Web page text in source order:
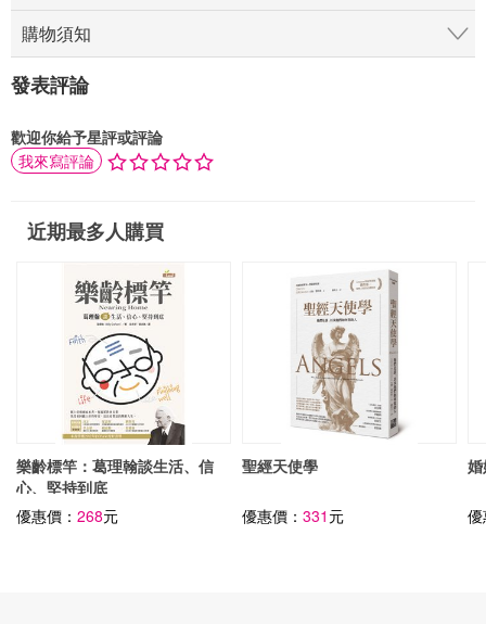
購物須知
發表評論
歡迎你給予星評或評論
我來寫評論
近期最多人購買
樂齡標竿：葛理翰談生活、信
心、堅持到底
優惠價： 268元
聖經天使學
優惠價：331 元